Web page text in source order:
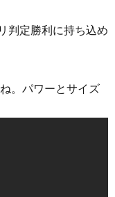
判定勝利に持ち込め
。パワーとサイズ